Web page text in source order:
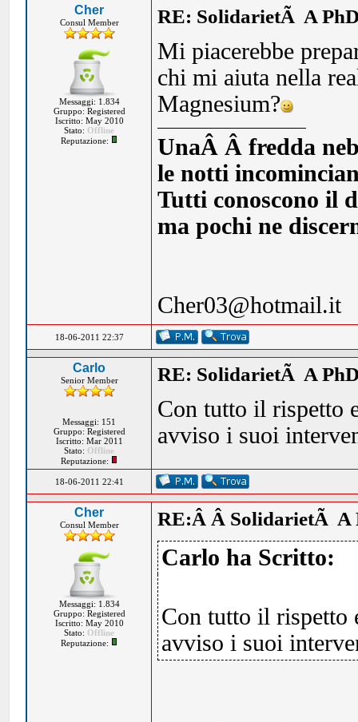
Cher
Consul Member
Messaggi: 1.834
Gruppo: Registered
Iscritto: May 2010
Stato: Offline
Reputazione:
RE: SolidarietÃ A
Mi piacerebbe
chi mi aiuta nella
Magnesium?
UnaÂ Â fredda
le notti
Tutti conoscono il
ma pochi ne
Cher03@hotmail.it
18-06-2011 22:37
Carlo
Senior Member
Messaggi: 151
Gruppo: Registered
Iscritto: Mar 2011
Stato: Offline
Reputazione:
RE: SolidarietÃ A
Con tutto il rispetto
avviso i suoi
18-06-2011 22:41
Cher
Consul Member
Messaggi: 1.834
Gruppo: Registered
Iscritto: May 2010
Stato: Offline
Reputazione:
RE:Â Â SolidarietÃ A
Carlo ha Scritto:
Con tutto il
avviso i suoi